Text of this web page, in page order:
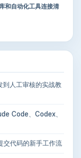
和自动化工具连接清
人工审核的实战教
Code、Codex、
代码的新手工作流